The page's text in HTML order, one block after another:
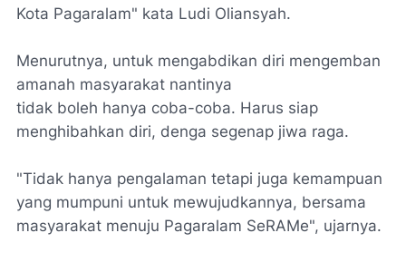
Kota Pagaralam" kata Ludi Oliansyah.
Menurutnya, untuk mengabdikan diri mengemban
amanah masyarakat nantinya
tidak boleh hanya coba-coba. Harus siap
menghibahkan diri, denga segenap jiwa raga.
"Tidak hanya pengalaman tetapi juga kemampuan
yang mumpuni untuk mewujudkannya, bersama
masyarakat menuju Pagaralam SeRAMe", ujarnya.